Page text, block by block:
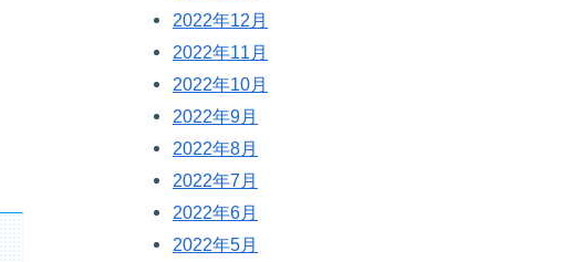
2022年12月
2022年11月
2022年10月
2022年9月
2022年8月
2022年7月
2022年6月
2022年5月